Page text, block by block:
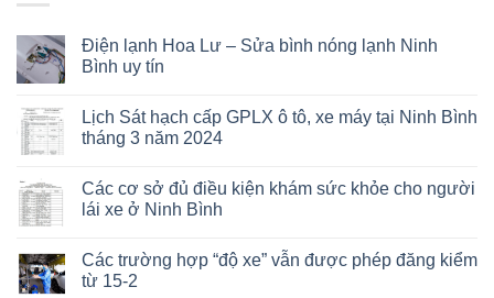
Điện lạnh Hoa Lư – Sửa bình nóng lạnh Ninh
Bình uy tín
Lịch Sát hạch cấp GPLX ô tô, xe máy tại Ninh Bình
tháng 3 năm 2024
Các cơ sở đủ điều kiện khám sức khỏe cho người
lái xe ở Ninh Bình
Các trường hợp “độ xe” vẫn được phép đăng kiểm
từ 15-2